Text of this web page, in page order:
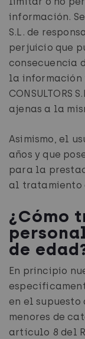
información. Se
S.L. de
perjuicio que
consecuencia
la información
CONSULTORS
ajenas a la
Asimismo, el
años y que
para la
al tratamiento
¿Cómo
de
En principio
en el supuesto
menores de
artículo 8 del